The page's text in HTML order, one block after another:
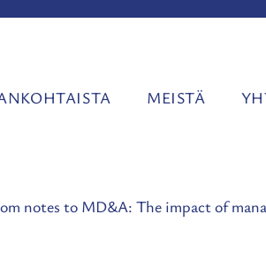
MEISTÄ
notes to MD&A: The impact of